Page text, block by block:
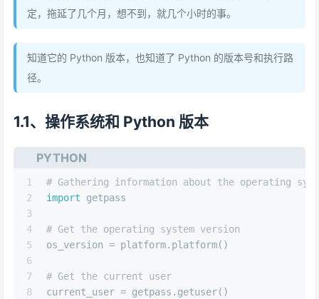
定，拖延了几个月，想不到，就几个小时的事。
知道它的 Python 版本，也知道了 Python 的版本号和执行路
径。
1.1、操作系统和 Python 版本
PYTHON
1
2
3
4
5
6
7
8
# Gathering information about the operating
import getpass
# Get the operating system version
os_version = platform.platform()
# Get the current user
current_user = getpass.getuser()